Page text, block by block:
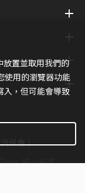
自由選擇是否提
錄為準。遠傳有
為，遠傳除排除
追訴權利。
遠傳電信、
動或更改本活
作出解釋或裁
保會
.統一編號：
放置並取用我們的
使用的瀏覽器功能
入，但可能會導致